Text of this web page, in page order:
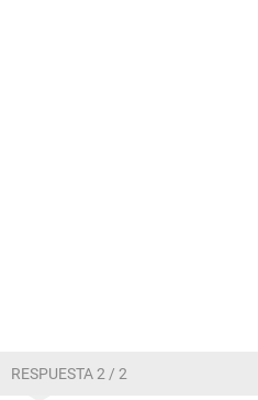
RESPUESTA 2 / 2